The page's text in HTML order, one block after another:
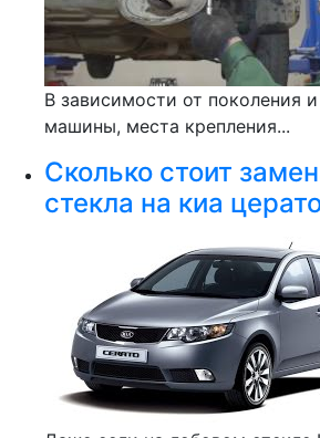
В зависимости от поколения
машины, места крепления...
Сколько стоит
стекла на киа